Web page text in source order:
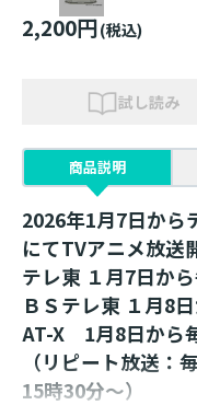
2,200円(税込)
試し読み
商品説明
2026年1月7日から
にてTVアニメ放送
テレ東 １月7日か
ＢＳテレ東 １月8
AT-X 1月8日から
（リピート放送：
15時30分～）